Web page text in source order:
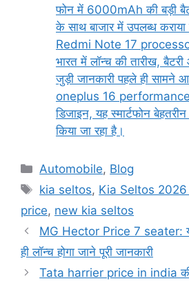
फोन में 6000mAh की बड़ी
के साथ बाजार में उपलब्ध कराया
Redmi Note 17
भारत में लॉन्च की तारीख,
जुड़ी जानकारी पहले ही सामने
oneplus 16
डिजाइन, यह स्मार्टफोन
किया जा रहा है।
Categories
Automobile, Blog
Tags
kia seltos, Kia Seltos
price, new kia seltos
MG Hector Price 7 seater:
ही लॉन्च होगा जाने पूरी जानकारी
Tata harrier price in india